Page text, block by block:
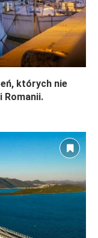
których nie
Romanii.